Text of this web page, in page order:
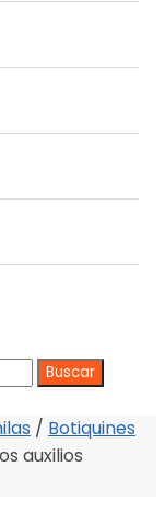
/ Botiquines
auxilios